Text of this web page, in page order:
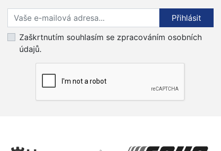
Přihlaste se k odběru novinek
Přihlásit
Zaškrtnutím souhlasím se zpracováním osobních
údajů.